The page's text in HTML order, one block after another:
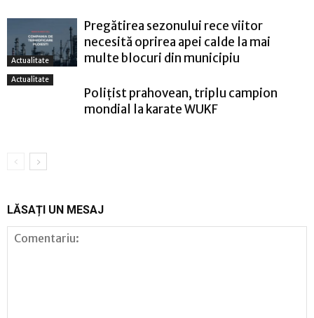
Actualitate
Pregătirea sezonului rece viitor
necesită oprirea apei calde la mai
multe blocuri din municipiu
Actualitate
Polițist prahovean, triplu campion
mondial la karate WUKF
LĂSAȚI UN MESAJ